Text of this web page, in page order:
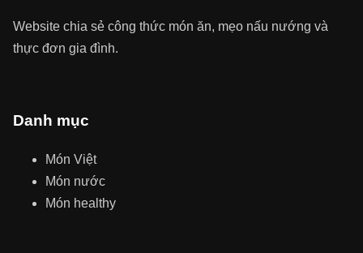
Website chia sẻ công thức món ăn, mẹo nấu nướng và
thực đơn gia đình.
Danh mục
Món Việt
Món nước
Món healthy